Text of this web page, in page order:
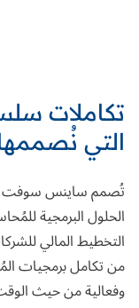
تكاملات
التي
تُصمم ساينس سوفت
الحلول البرمجية
التخطيط المالي
من تكامل برمجيات
وفعالية من حيث